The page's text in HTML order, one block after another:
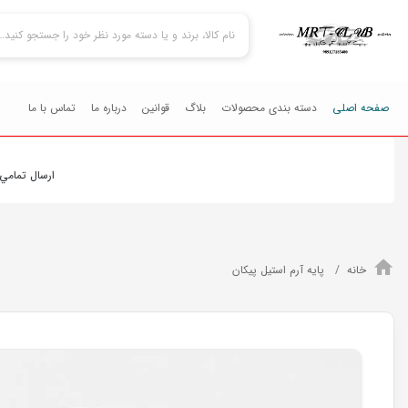
صفحه اصلی دسته بندی محصولات بلاگ قوانین درباره ما تماس با ما
ارسال تمامي
خانه پایه آرم استیل پیکان